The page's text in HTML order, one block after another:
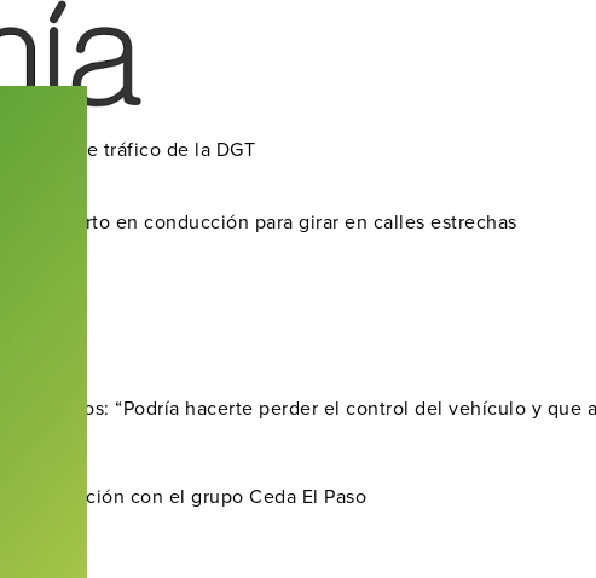
de tráfico de la DGT
un experto en conducción para girar en calles estrechas
los frenos: “Podría hacerte perder el control del vehículo y que
una canción con el grupo Ceda El Paso